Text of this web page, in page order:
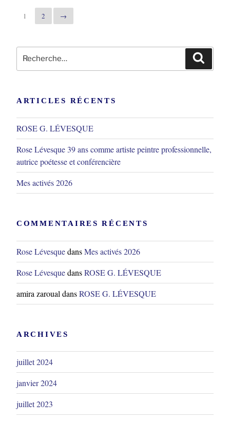
1 2 →
Recherche
pour
ARTICLES RÉCENTS
ROSE G. LÉVESQUE
Rose Lévesque 39 ans comme artiste peintre professionnelle,
autrice poétesse et conférencière
Mes activés 2026
COMMENTAIRES RÉCENTS
Rose LévesquedansMes activés 2026
Rose LévesquedansROSE G. LÉVESQUE
amira zaroual dansROSE G. LÉVESQUE
ARCHIVES
juillet 2024
janvier 2024
juillet 2023